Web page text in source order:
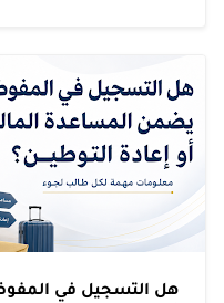
هل التسجيل في